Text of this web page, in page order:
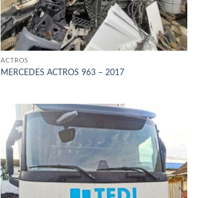
ACTROS
MERCEDES ACTROS 963 – 2017